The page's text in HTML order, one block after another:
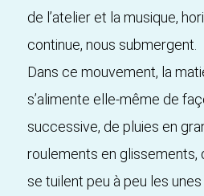
de l’atelier et la musique,
continue, nous submergent.
Dans ce mouvement, la
s’alimente elle-même de
successive, de pluies en
roulements en glissements,
se tuilent peu à peu les